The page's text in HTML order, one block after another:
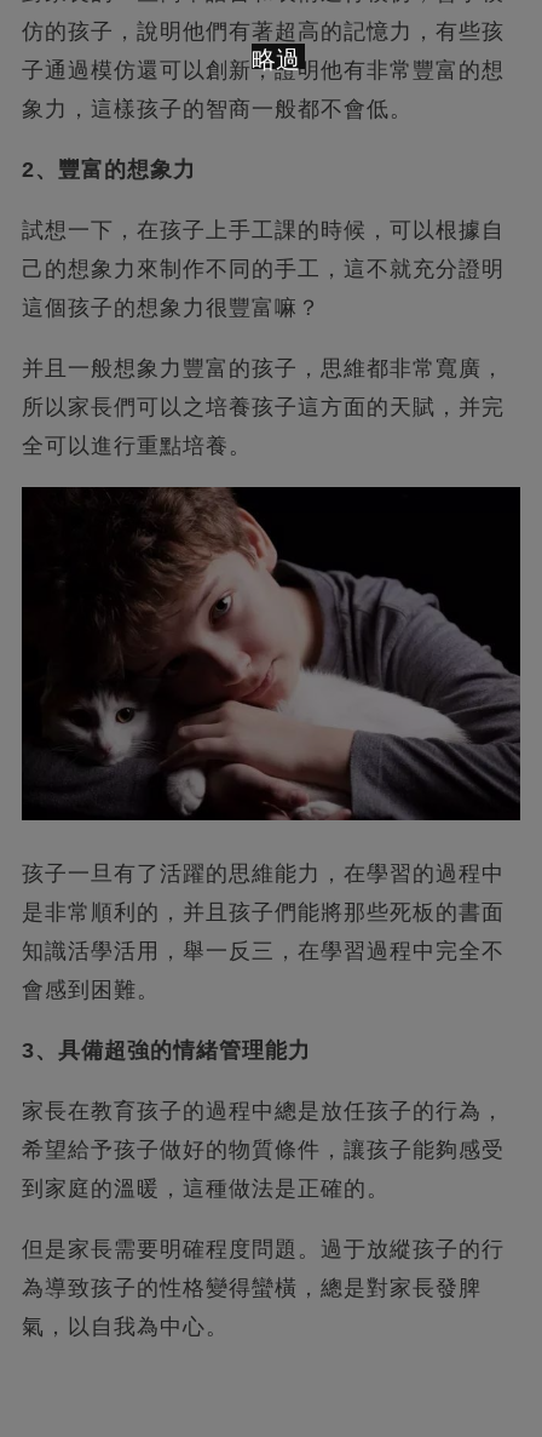
仿的孩子，說明他們有著超高的記憶力，有些孩
子通過模仿還可以創新，證明他有非常豐富的想
象力，這樣孩子的智商一般都不會低。
2、豐富的想象力
試想一下，在孩子上手工課的時候，可以根據自
己的想象力來制作不同的手工，這不就充分證明
這個孩子的想象力很豐富嘛？
并且一般想象力豐富的孩子，思維都非常寬廣，
所以家長們可以之培養孩子這方面的天賦，并完
全可以進行重點培養。
孩子一旦有了活躍的思維能力，在學習的過程中
是非常順利的，并且孩子們能將那些死板的書面
知識活學活用，舉一反三，在學習過程中完全不
會感到困難。
3、具備超強的情緒管理能力
家長在教育孩子的過程中總是放任孩子的行為，
希望給予孩子做好的物質條件，讓孩子能夠感受
到家庭的溫暖，這種做法是正確的。
但是家長需要明確程度問題。過于放縱孩子的行
為導致孩子的性格變得蠻橫，總是對家長發脾
氣，以自我為中心。
略過